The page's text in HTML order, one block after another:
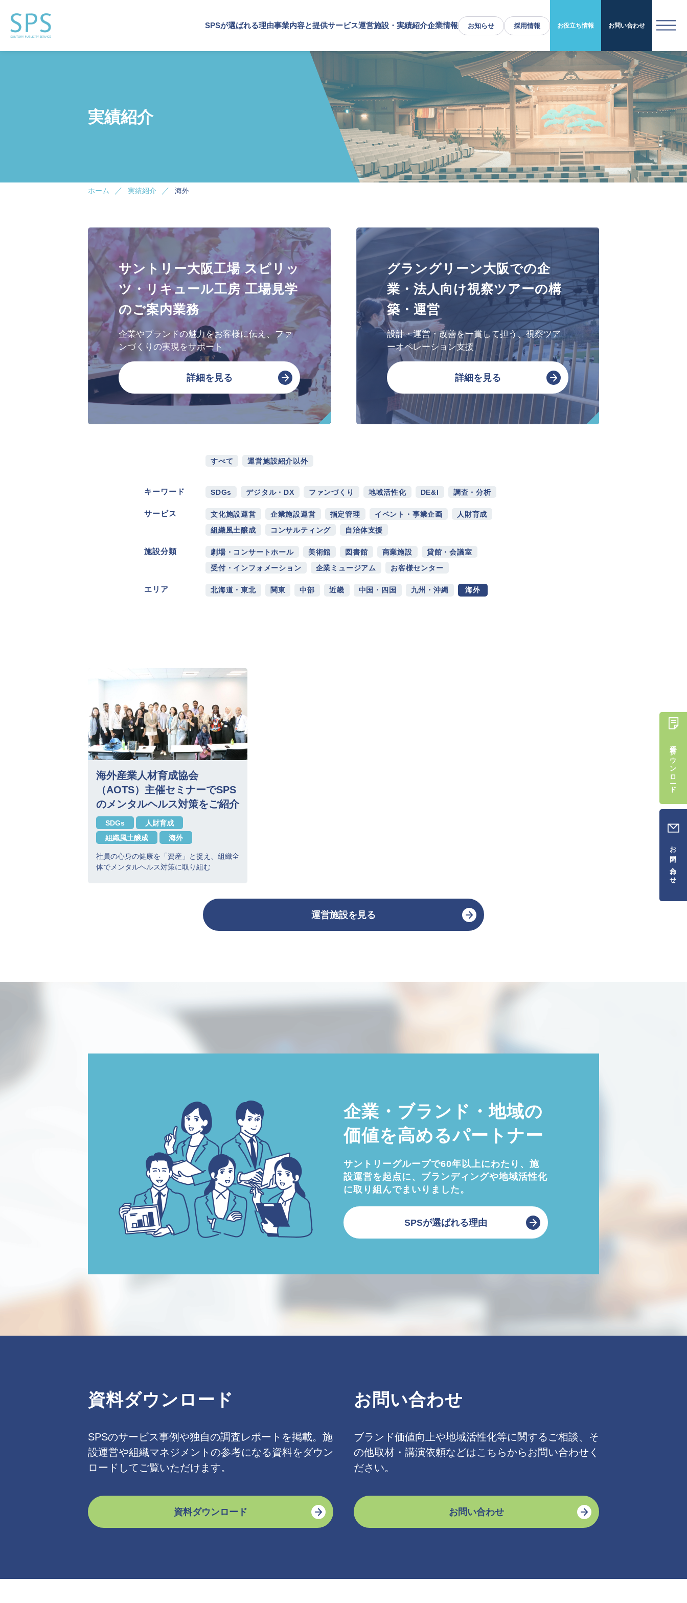
SPSが選ばれる理由事業内容と提供サービス
事業内容と提供サービス
デジタルマーケティング・制作
文化・芸術振興や地域活性化
文化施設運営
指定管理
文化施設コンサルティング
事業企画制作
文化施策策定支援
運営施設・実績紹介
実績紹介
企業情報
企業理念
SPSの歴史
お知らせ 採用情報 お役立ち情報 お問い合わせ
TOP
SPSが選ばれる理由
事業内容と提供サービス
企業・ブランドの価値向上
企業施設運営
企業施設コンサルティング
イベント企画・運営
文化・芸術振興や地域活性化
文化施設運営
指定管理
文化施設コンサルティング
事業企画制作
サービスDX・デジタル活用
運営施設・実績紹介
運営施設
お役立ち情報
採用情報
企業情報
SPSの歴史
実績紹介
ホーム 実績紹介 海外
サントリー大阪工場 スピリッ
ツ・リキュール工房 工場見学
のご案内業務
企業やブランドの魅力をお客様に伝え、ファ
ンづくりの実現をサポート
詳細を見る
グラングリーン大阪での企
業・法人向け視察ツアーの構
築・運営
設計・運営・改善を一貫して担う、視察ツア
ーオペレーション支援
詳細を見る
すべて 運営施設紹介以外
キーワード SDGs デジタル・DX ファンづくり 地域活性化 DE&I 調査・分析
サービス 文化施設運営 企業施設運営 指定管理 イベント・事業企画
人財育成
組織風土醸成
コンサルティング 自治体支援
施設分類 劇場・コンサートホール 美術館 図書館 商業施設
貸館・会議室
受付・インフォメーション
企業ミュージアム お客様センター
エリア 北海道・東北 関東 中部 近畿 中国・四国 九州・沖縄 海外
海外産業人材育成協会
（AOTS）主催セミナーでSPS
のメンタルヘルス対策をご紹介
SDGs
人財育成
組織風土醸成
海外
社員の心身の健康を「資産」と捉え、組織全
体でメンタルヘルス対策に取り組む
運営施設を見る
企業・ブランド・地域の
価値を高めるパートナー
サントリーグループで60年以上にわたり、施
設運営を起点に、ブランディングや地域活性化
に取り組んでまいりました。
SPSが選ばれる理由
資料ダウンロード
SPSのサービス事例や独自の調査レポートを掲載。施
設運営や組織マネジメントの参考になる資料をダウン
ロードしてご覧いただけます。
資料ダウンロード
お問い合わせ
ブランド価値向上や地域活性化等に関するご相談、そ
の他取材・講演依頼などはこちらからお問い合わせく
ださい。
お問い合わせ
資料ダウンロード
お問い合わせ